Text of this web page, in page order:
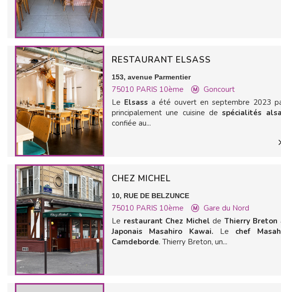
RESTAURANT ELSASS
153, avenue Parmentier
75010 PARIS 10ème
Goncourt
Le Elsass a été ouvert en septembre 2023
principalement une cuisine despécialités
confiée au...
CHEZ MICHEL
10, RUE DE BELZUNCE
75010 PARIS 10ème
Gare du Nord
Le restaurant Chez Michel de Thierry Breton
Japonais Masahiro Kawai. Le chef
Camdeborde. Thierry Breton, un...